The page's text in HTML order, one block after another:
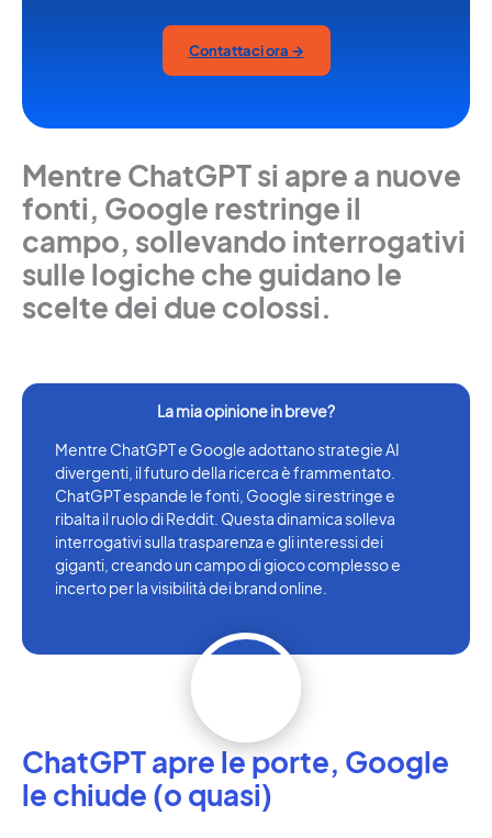
Contattaci ora →
Mentre ChatGPT si apre a nuove
fonti, Google restringe il
campo, sollevando interrogativi
sulle logiche che guidano le
scelte dei due colossi.
Mentre ChatGPT e Google adottano strategie AI
divergenti, il futuro della ricerca è frammentato.
ChatGPT espande le fonti, Google si restringe e
ribalta il ruolo di Reddit. Questa dinamica solleva
interrogativi sulla trasparenza e gli interessi dei
giganti, creando un campo di gioco complesso e
incerto per la visibilità dei brand online.
ChatGPT apre le porte, Google
le chiude (o quasi)